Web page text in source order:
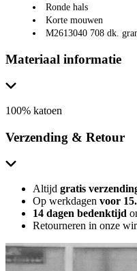
Ronde hals
Korte mouwen
M2613040 708 dk.
Materiaal informatie
100% katoen
Verzending & Retour
Altijd gratis
Op werkdagen voor
14 dagen bedenktijd
Retourneren in onze